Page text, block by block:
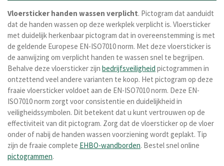
Vloersticker handen wassen verplicht. Pictogram dat aanduidt
dat de handen wassen op deze werkplek verplicht is. Vloersticker
met duidelijk herkenbaar pictogram dat in overeenstemming is met
de geldende Europese EN-ISO7010 norm. Met deze vloersticker is
de aanwijzing om verplicht handen te wassen snel te begrijpen.
Behalve deze vloersticker zijn bedrijfsveiligheid pictogrammen in
ontzettend veel andere varianten te koop. Het pictogram op deze
fraaie vloersticker voldoet aan de EN-ISO7010 norm. Deze EN-
ISO7010 norm zorgt voor consistentie en duidelijkheid in
veiligheidssymbolen. Dit betekent dat u kunt vertrouwen op de
effectiviteit van dit pictogram. Zorg dat de vloersticker op de vloer
onder of nabij de handen wassen voorziening wordt geplakt. Tip
zijn de fraaie complete EHBO-wandborden. Bestel snel online
pictogrammen.